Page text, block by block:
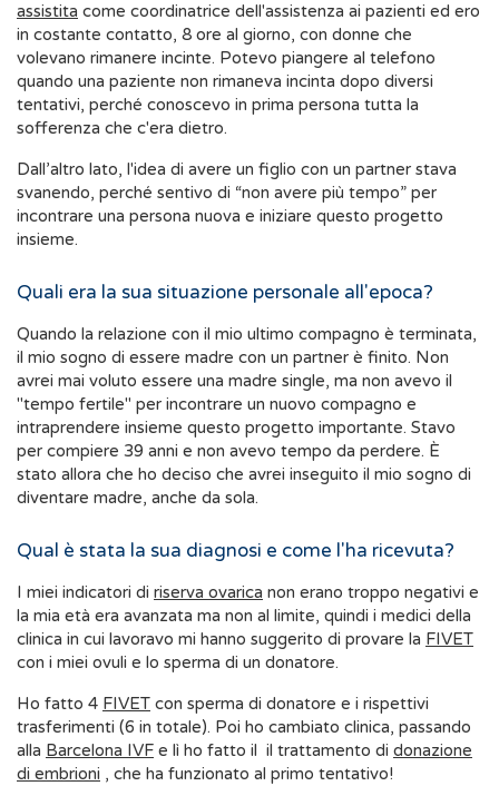
assistita
in costante contatto, 8 ore al giorno, con donne che
volevano rimanere incinte. Potevo piangere al telefono
quando una paziente non rimaneva incinta dopo diversi
tentativi, perché conoscevo in prima persona tutta la
sofferenza che c'era dietro.
Dall’altro lato, l'idea di avere un figlio con un partner stava
svanendo, perché sentivo di “non avere più tempo” per
incontrare una persona nuova e iniziare questo progetto
insieme.
Quali era la sua situazione personale all'epoca?
Quando la relazione con il mio ultimo compagno è terminata,
il mio sogno di essere madre con un partner è finito. Non
avrei mai voluto essere una madre single, ma non avevo il
"tempo fertile" per incontrare un nuovo compagno e
intraprendere insieme questo progetto importante. Stavo
per compiere 39 anni e non avevo tempo da perdere. È
stato allora che ho deciso che avrei inseguito il mio sogno di
diventare madre, anche da sola.
Qual è stata la sua diagnosi e come l'ha ricevuta?
I miei indicatori di riserva ovarica non erano troppo negativi e
la mia età era avanzata ma non al limite, quindi i medici della
clinica in cui lavoravo mi hanno suggerito di provare la FIVET
con i miei ovuli e lo sperma di un donatore.
Ho fatto 4 FIVET con sperma di donatore e i rispettivi
trasferimenti (6 in totale). Poi ho cambiato clinica, passando
alla Barcelona IVF e lì ho fatto il il trattamento di donazione
di embrioni , che ha funzionato al primo tentativo!